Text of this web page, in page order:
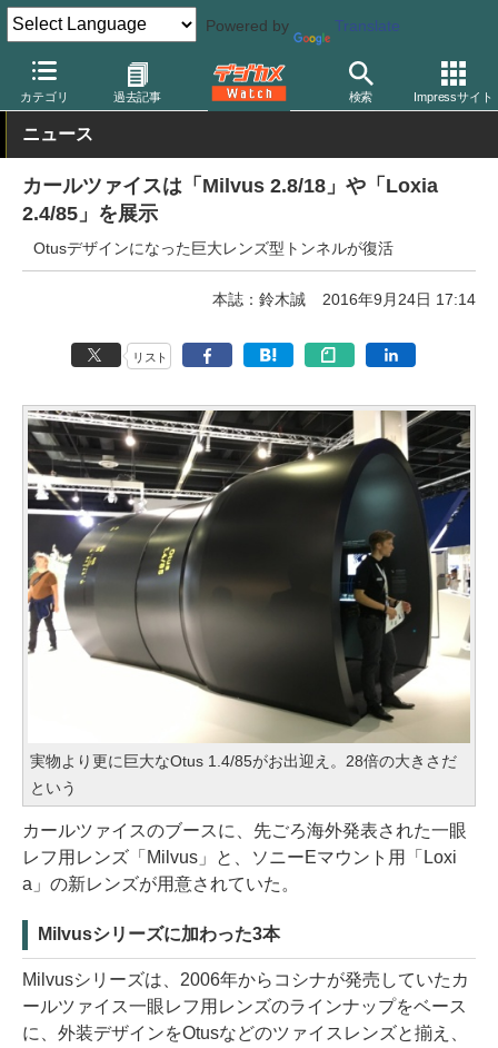
Powered by Translate
カテゴリ 過去記事 検索 Impressサイト
デジカメ Watch イベント フォトキナ 2016
ニュース
カールツァイスは「Milvus 2.8/18」や「Loxia
2.4/85」を展示
Otusデザインになった巨大レンズ型トンネルが復活
本誌：鈴木誠 2016年9月24日 17:14
リスト
実物より更に巨大なOtus 1.4/85がお出迎え。28倍の大きさだ
という
カールツァイスのブースに、先ごろ海外発表された一眼
レフ用レンズ「Milvus」と、ソニーEマウント用「Loxi
a」の新レンズが用意されていた。
Milvusシリーズに加わった3本
Milvusシリーズは、2006年からコシナが発売していたカ
ールツァイス一眼レフ用レンズのラインナップをベース
に、外装デザインをOtusなどのツァイスレンズと揃え、